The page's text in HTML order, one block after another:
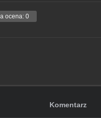
ocena: 0
Komentarz